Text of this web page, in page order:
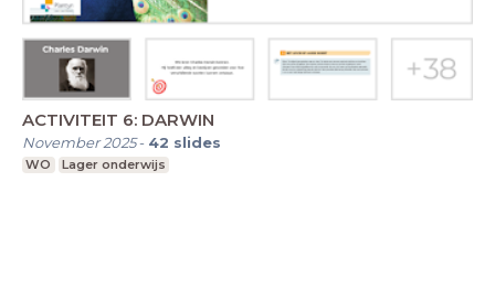
ACTIVITEIT 6: DARWIN
November 2025- 42 slides
WO Lager onderwijs